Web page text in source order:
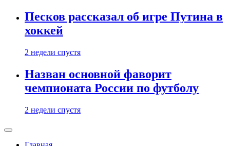
Песков рассказал об игре Путина в
хоккей
2 недели спустя
Назван основной фаворит
чемпионата России по футболу
2 недели спустя